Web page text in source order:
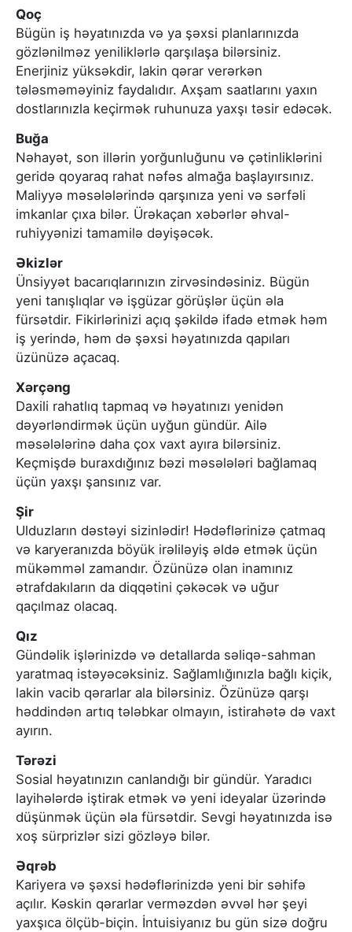
Qoç
Bügün iş həyatınızda və ya şəxsi planlarınızda
gözlənilməz yeniliklərlə qarşılaşa bilərsiniz.
Enerjiniz yüksəkdir, lakin qərar verərkən
tələsməməyiniz faydalıdır. Axşam saatlarını yaxın
dostlarınızla keçirmək ruhunuza yaxşı təsir edəcək.
Buğa
Nəhayət, son illərin yorğunluğunu və çətinliklərini
geridə qoyaraq rahat nəfəs almağa başlayırsınız.
Maliyyə məsələlərində qarşınıza yeni və sərfəli
imkanlar çıxa bilər. Ürəkaçan xəbərlər əhval-
ruhiyyənizi tamamilə dəyişəcək.
Əkizlər
Ünsiyyət bacarıqlarınızın zirvəsindəsiniz. Bügün
yeni tanışlıqlar və işgüzar görüşlər üçün əla
fürsətdir. Fikirlərinizi açıq şəkildə ifadə etmək həm
iş yerində, həm də şəxsi həyatınızda qapıları
üzünüzə açacaq.
Xərçəng
Daxili rahatlıq tapmaq və həyatınızı yenidən
dəyərləndirmək üçün uyğun gündür. Ailə
məsələlərinə daha çox vaxt ayıra bilərsiniz.
Keçmişdə buraxdığınız bəzi məsələləri bağlamaq
üçün yaxşı şansınız var.
Şir
Ulduzların dəstəyi sizinlədir! Hədəflərinizə çatmaq
və karyeranızda böyük irəliləyiş əldə etmək üçün
mükəmməl zamandır. Özünüzə olan inamınız
ətrafdakıların da diqqətini çəkəcək və uğur
qaçılmaz olacaq.
Qız
Gündəlik işlərinizdə və detallarda səliqə-sahman
yaratmaq istəyəcəksiniz. Sağlamlığınızla bağlı kiçik,
lakin vacib qərarlar ala bilərsiniz. Özünüzə qarşı
həddindən artıq tələbkar olmayın, istirahətə də vaxt
ayırın.
Tərəzi
Sosial həyatınızın canlandığı bir gündür. Yaradıcı
layihələrdə iştirak etmək və yeni ideyalar üzərində
düşünmək üçün əla fürsətdir. Sevgi həyatınızda isə
xoş sürprizlər sizi gözləyə bilər.
Əqrəb
Kariyera və şəxsi hədəflərinizdə yeni bir səhifə
açılır. Kəskin qərarlar verməzdən əvvəl hər şeyi
yaxşıca ölçüb-biçin. İntuisiyanız bu gün sizə doğru